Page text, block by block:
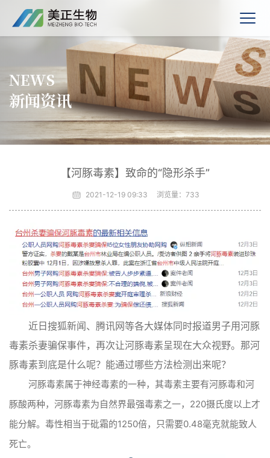
NEWS
新闻资讯
【河豚毒素】致命的“隐形杀手”
2021-12-19 09:33 浏览量： 733
近日搜狐新闻、腾讯网等各大媒体同时报道男子用河豚
毒素杀妻骗保事件，再次让河豚毒素呈现在大众视野。那河
豚毒素到底是什么呢？能通过哪些方法检测出来呢？
河豚毒素属于神经毒素的一种，其毒素主要有河豚毒和河
豚酸两种，河豚毒素为自然界最强毒素之一，220摄氏度以上才
能分解。毒性相当于砒霜的1250倍，只需要0.48毫克就能致人
死亡。